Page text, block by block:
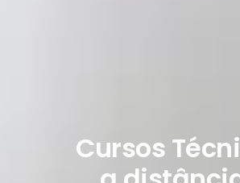
Cursos